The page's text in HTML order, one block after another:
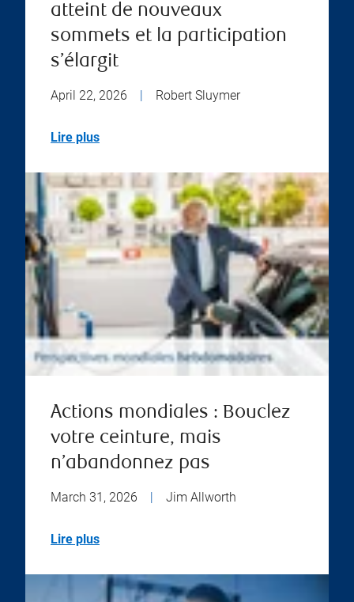
atteint de nouveaux
sommets et la participation
s’élargit
April 22, 2026 | Robert Sluymer
Lire plus
Actions mondiales : Bouclez
votre ceinture, mais
n’abandonnez pas
March 31, 2026 | Jim Allworth
Lire plus